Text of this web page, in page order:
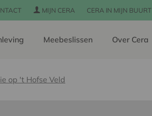
MIJN CERA CERA IN MIJN BUURT
Meebeslissen Over Cera
op 't Hofse Veld